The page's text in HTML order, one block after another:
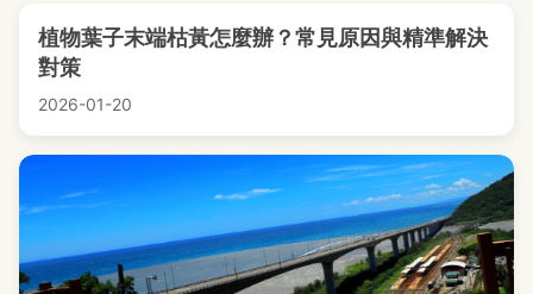
植物葉子末端枯黃怎麼辦？常見原因與精準解決
對策
2026-01-20